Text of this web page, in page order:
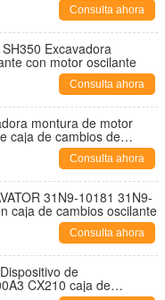
Consulta ahora
Excavadora
con motor oscilante
Consulta ahora
montura de motor
caja de cambios de
Consulta ahora
31N9-10181 31N9-
caja de cambios oscilante
Consulta ahora
de
CX210 caja de